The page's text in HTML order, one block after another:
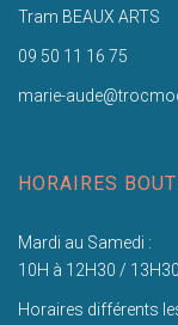
Tram BEAUX ARTS
09 50 11 16 75
marie-
HORAIRES
Mardi au Samedi :
10H à 12H30 /
Horaires différents